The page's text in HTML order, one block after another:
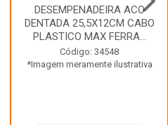
DESEMPENADEIRA ACO
DENTADA 25,5X12CM CABO
PLASTICO MAX FERRA...
Código: 34548
*Imagem meramente ilustrativa